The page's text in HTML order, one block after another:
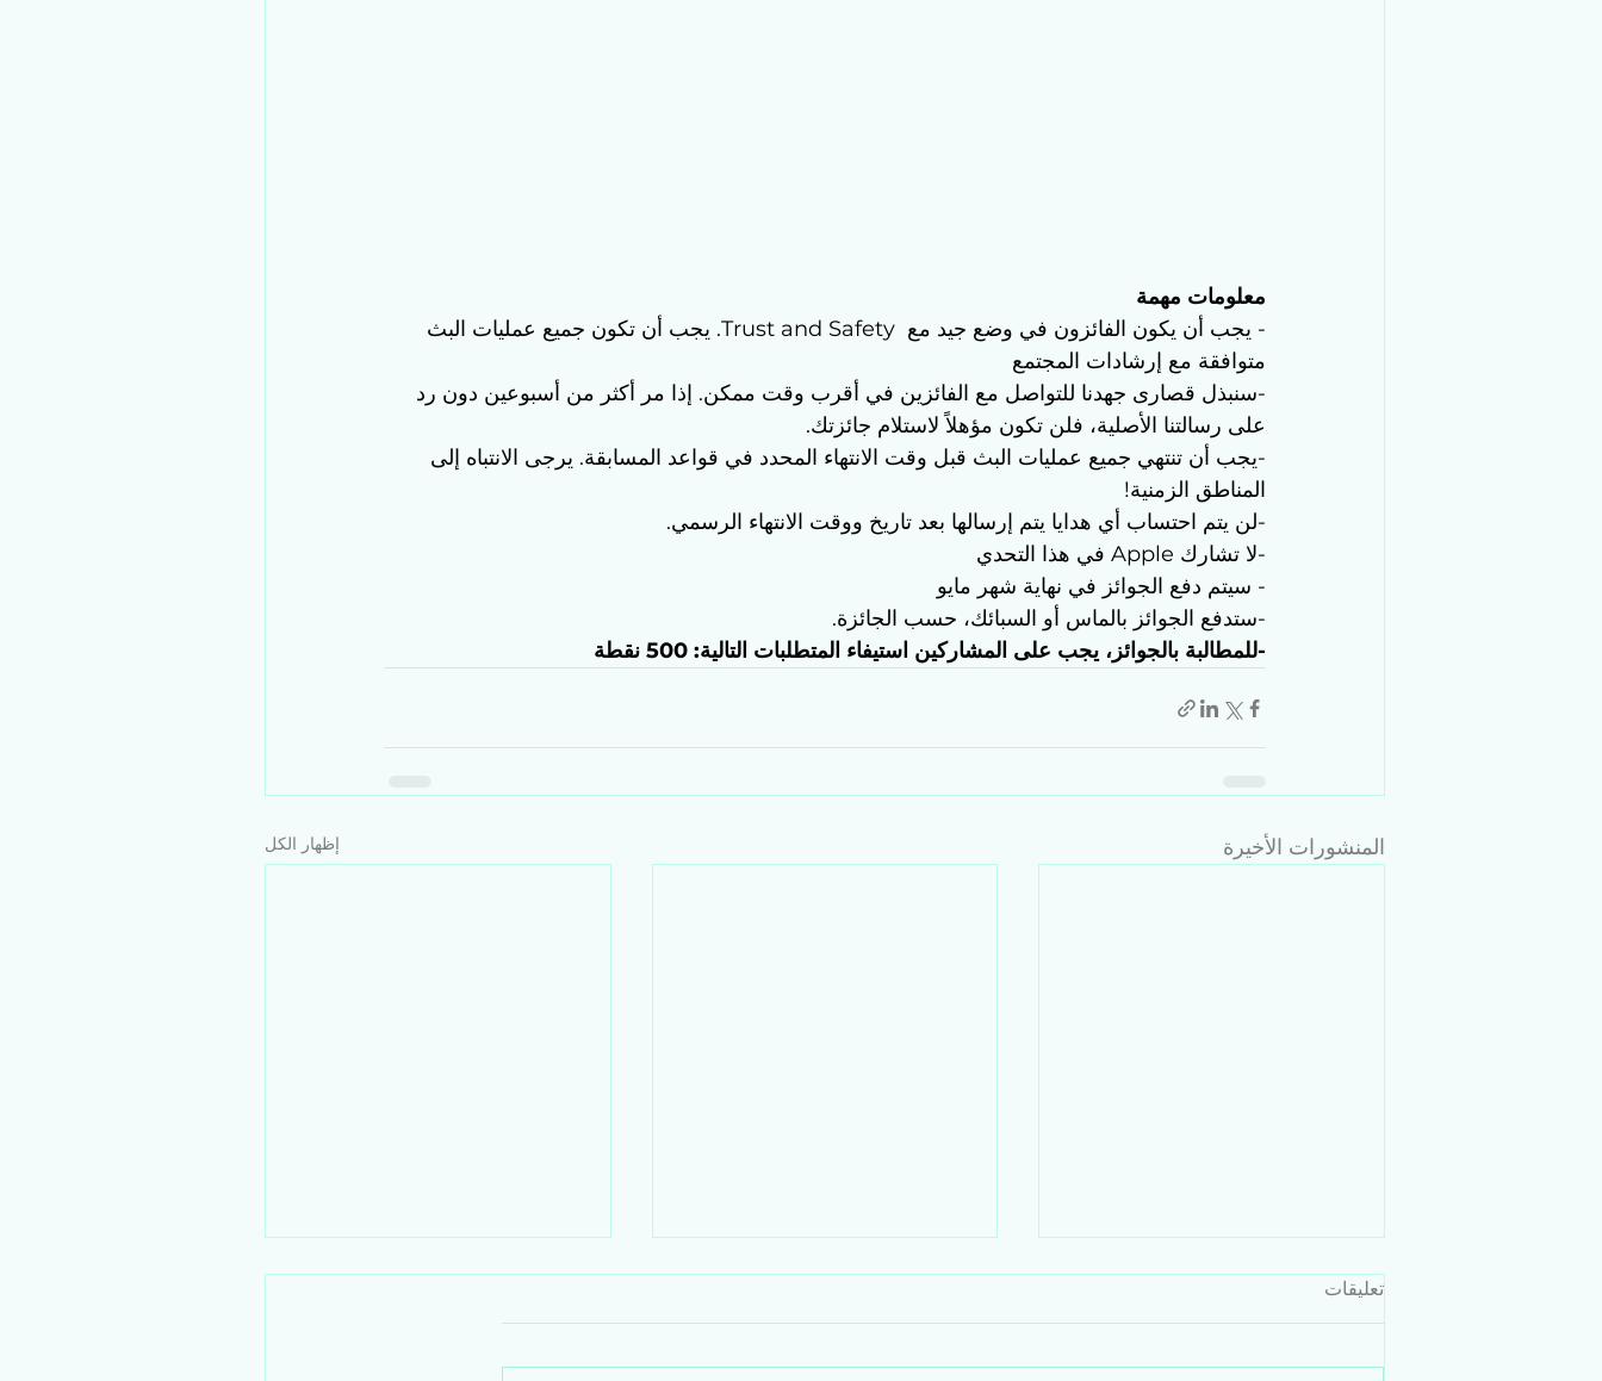
معلومات مهمة
- يجب أن يكون الفائزون في وضع جيد مع  Trust and Safety. يجب أن تكون جميع عمليات البث
متوافقة مع إرشادات المجتمع
-سنبذل قصارى جهدنا للتواصل مع الفائزين في أقرب وقت ممكن. إذا مر أكثر من أسبوعين دون رد
على رسالتنا الأصلية، فلن تكون مؤهلاً لاستلام جائزتك.
-يجب أن تنتهي جميع عمليات البث قبل وقت الانتهاء المحدد في قواعد المسابقة. يرجى الانتباه إلى
المناطق الزمنية!
-لن يتم احتساب أي هدايا يتم إرسالها بعد تاريخ ووقت الانتهاء الرسمي.
-لا تشارك Apple في هذا التحدي
- سيتم دفع الجوائز في نهاية شهر مايو
-ستدفع الجوائز بالماس أو السبائك، حسب الجائزة.
-للمطالبة بالجوائز، يجب على المشاركين استيفاء المتطلبات التالية: 500 نقطة
المنشورات الأخيرة إظهار الكل
تعليقات